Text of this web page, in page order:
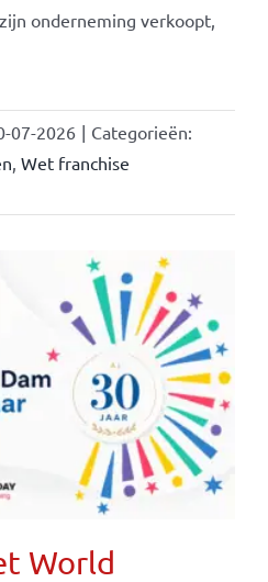
onderneming verkoopt,
07-2026 | Categorieën:
Wet franchise
World